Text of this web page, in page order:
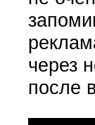
через
после